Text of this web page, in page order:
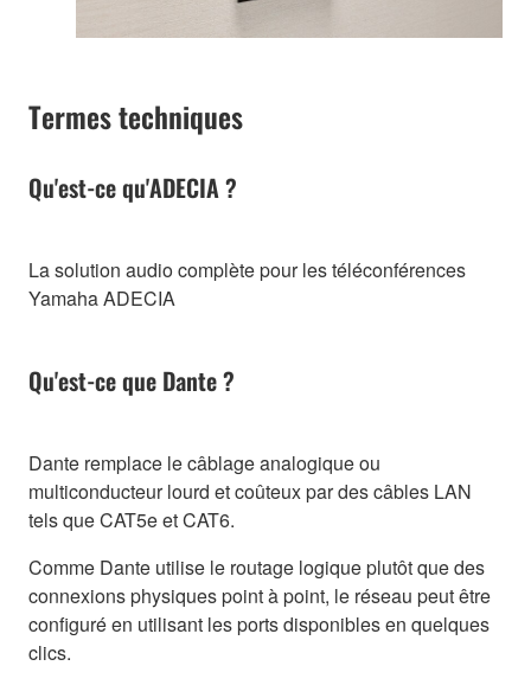
Termes techniques
Qu'est-ce qu'ADECIA ?
La solution audio complète pour les téléconférences
Yamaha ADECIA
Qu'est-ce que Dante ?
Dante remplace le câblage analogique ou
multiconducteur lourd et coûteux par des câbles LAN
tels que CAT5e et CAT6.
Comme Dante utilise le routage logique plutôt que des
connexions physiques point à point, le réseau peut être
configuré en utilisant les ports disponibles en quelques
clics.